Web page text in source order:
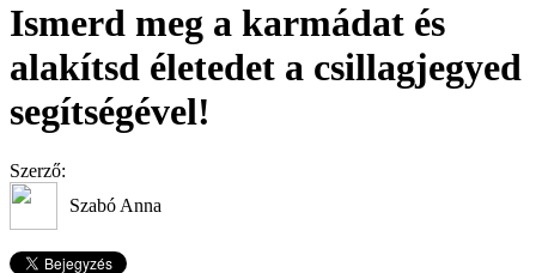
Ismerd meg a karmádat és
alakítsd életedet a csillagjegyed
segítségével!
Szerző:
Szabó Anna